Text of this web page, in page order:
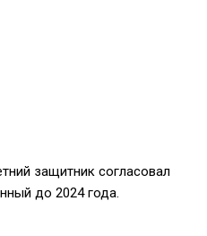
защитник согласовал
до 2024 года.